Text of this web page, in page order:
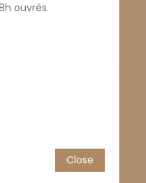
inox
ouvrés.
Close